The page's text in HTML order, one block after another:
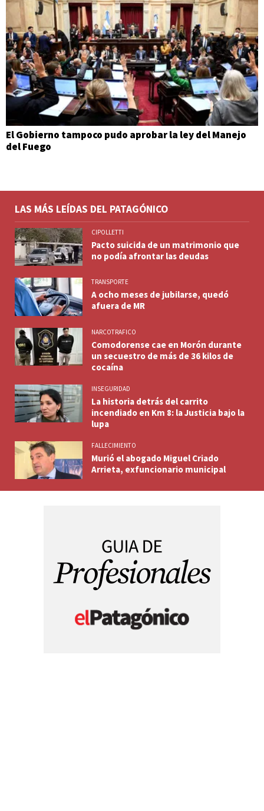
El Gobierno tampoco pudo aprobar la ley del Manejo
del Fuego
LAS MÁS LEÍDAS DEL PATAGÓNICO
CIPOLLETTI
Pacto suicida de un matrimonio que
no podía afrontar las deudas
TRANSPORTE
A ocho meses de jubilarse, quedó
afuera de MR
NARCOTRAFICO
Comodorense cae en Morón durante
un secuestro de más de 36 kilos de
cocaína
INSEGURIDAD
La historia detrás del carrito
incendiado en Km 8: la Justicia bajo la
lupa
FALLECIMIENTO
Murió el abogado Miguel Criado
Arrieta, exfuncionario municipal